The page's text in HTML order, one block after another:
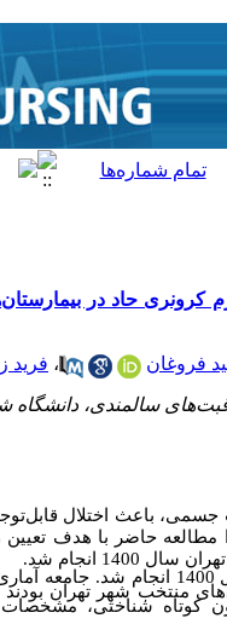
فروغان ، فرید
سالمندی، دانشگاه
باعث اختلال
مطالعه حاضر با هدف
انجام شد.
مطالعه‌ی حاضر از نوع مطالعات مقطعی
کوتاه شناختی،